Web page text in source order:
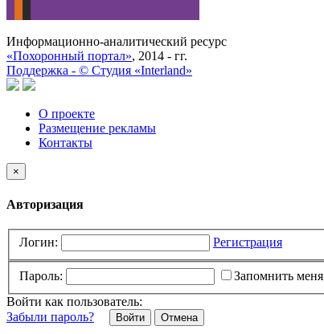
Информационно-аналитический ресурс
«Похоронный портал», 2014 - гг.
Поддержка - © Cтудия «Interland»
О проекте
Размещение рекламы
Контакты
×
Авторизация
Логин: Регистрация
Пароль:
Запомнить меня
Войти как пользователь:
Забыли пароль?
Отмена